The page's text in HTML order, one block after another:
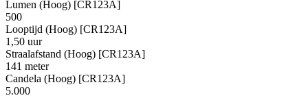
Lumen (Hoog) [CR123A]
500
Looptijd (Hoog) [CR123A]
1,50 uur
Straalafstand (Hoog) [CR123A]
141 meter
Candela (Hoog) [CR123A]
5.000